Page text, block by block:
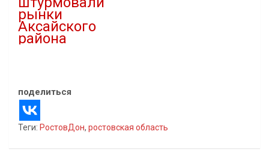
рынки
Аксайского
района
поделиться
Теги: РостовДон, ростовская область